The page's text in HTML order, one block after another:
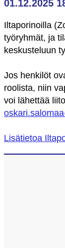
01.12.2025
Iltaporinoilla
työryhmät, ja
keskusteluun
Jos henkilöt
roolista, niin
voi lähettää
Lisätietoa